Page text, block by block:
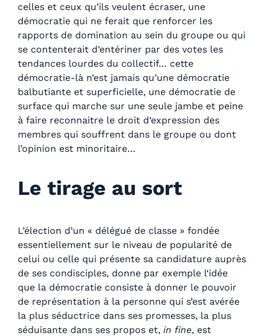
celles et ceux qu’ils veulent écraser, une
démocratie qui ne ferait que renforcer les
rapports de domination au sein du groupe ou qui
se contenterait d’entériner par des votes les
tendances lourdes du collectif… cette
démocratie-là n’est jamais qu’une démocratie
balbutiante et superficielle, une démocratie de
surface qui marche sur une seule jambe et peine
à faire reconnaitre le droit d’expression des
membres qui souffrent dans le groupe ou dont
l’opinion est minoritaire…
Le tirage au sort
L’élection d’un « délégué de classe » fondée
essentiellement sur le niveau de popularité de
celui ou celle qui présente sa candidature auprès
de ses condisciples, donne par exemple l‘idée
que la démocratie consiste à donner le pouvoir
de représentation à la personne qui s’est avérée
la plus séductrice dans ses promesses, la plus
séduisante dans ses propos et, in fine, est